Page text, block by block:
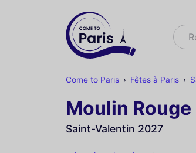
Come to Paris Fêtes à Paris
Moulin Rouge
Saint-Valentin 2027